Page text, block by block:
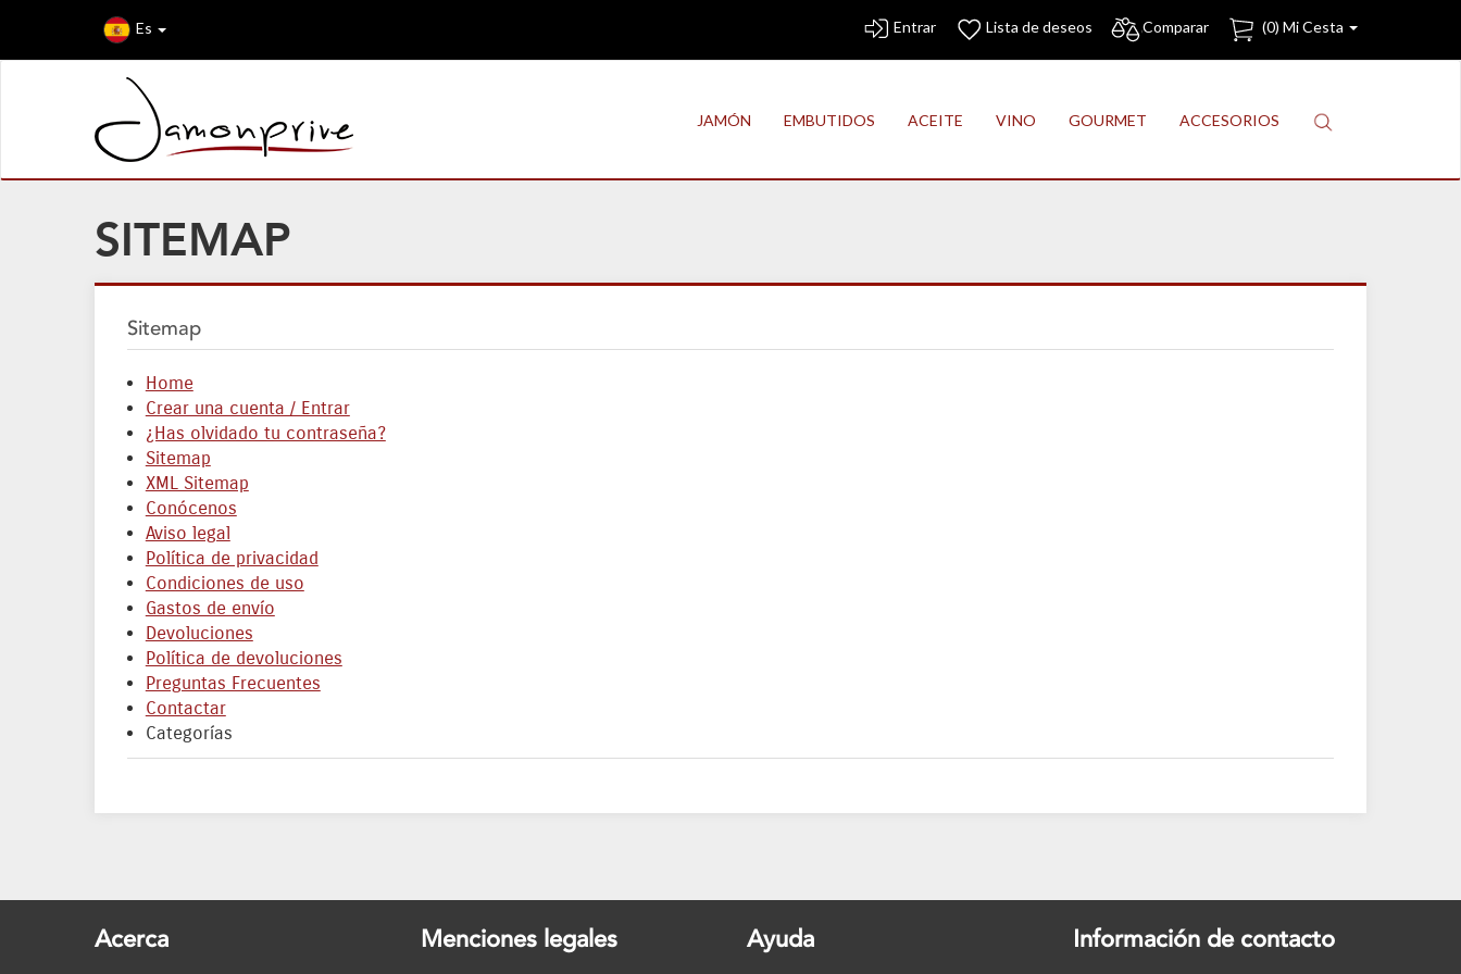
Es Entrar Lista de deseos Comparar (0) Mi Cesta
JAMÓN EMBUTIDOS ACEITE VINO GOURMET ACCESORIOS
SITEMAP
Sitemap
Home
Crear una cuenta / Entrar
¿Has olvidado tu contraseña?
Sitemap
XML Sitemap
Conócenos
Aviso legal
Política de privacidad
Condiciones de uso
Gastos de envío
Devoluciones
Política de devoluciones
Preguntas Frecuentes
Contactar
Categorías
Acerca
Menciones legales
Ayuda
Información de contacto